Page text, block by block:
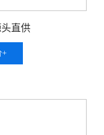
直供
+